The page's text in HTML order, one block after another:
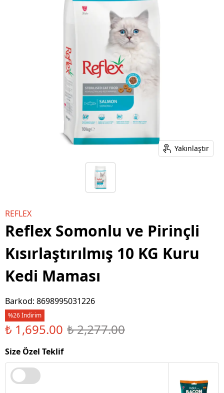
Yakınlaştır
REFLEX
Reflex Somonlu ve Pirinçli
Kısırlaştırılmış 10 KG Kuru
Kedi Maması
Barkod: 8698995031226
%26 İndirim
₺ 1,695.00 ₺ 2,277.00
Size Özel Teklif